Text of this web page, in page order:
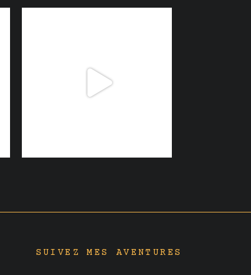
SUIVEZ MES AVENTURES